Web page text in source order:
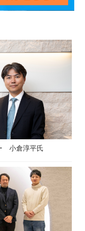
小倉淳平氏